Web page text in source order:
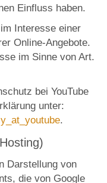
Einfluss haben.
Interesse einer
Online-Angebote.
im Sinne von Art.
bei YouTube
unter:
.
Darstellung von
die von Google